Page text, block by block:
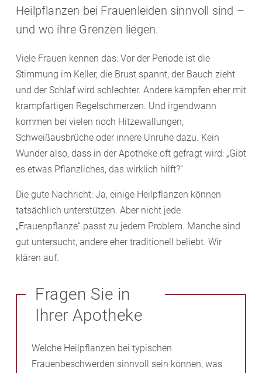
Heilpflanzen bei Frauenleiden sinnvoll sind –
und wo ihre Grenzen liegen.
Viele Frauen kennen das: Vor der Periode ist die
Stimmung im Keller, die Brust spannt, der Bauch zieht
und der Schlaf wird schlechter. Andere kämpfen eher mit
krampfartigen Regelschmerzen. Und irgendwann
kommen bei vielen noch Hitzewallungen,
Schweißausbrüche oder innere Unruhe dazu. Kein
Wunder also, dass in der Apotheke oft gefragt wird: „Gibt
es etwas Pflanzliches, das wirklich hilft?“
Die gute Nachricht: Ja, einige Heilpflanzen können
tatsächlich unterstützen. Aber nicht jede
„Frauenpflanze“ passt zu jedem Problem. Manche sind
gut untersucht, andere eher traditionell beliebt. Wir
klären auf.
Fragen Sie in
Ihrer Apotheke
Welche Heilpflanzen bei typischen
Frauenbeschwerden sinnvoll sein können, was